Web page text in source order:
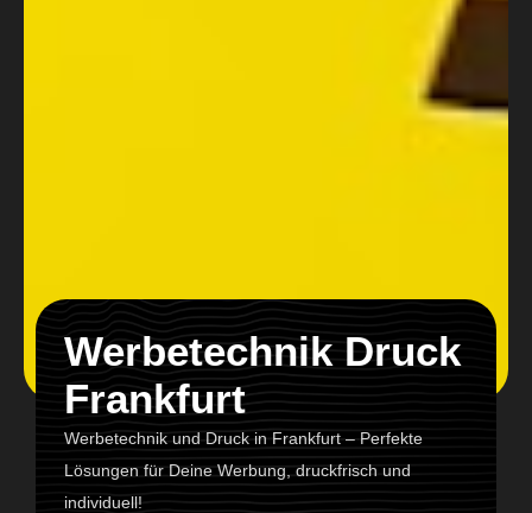
Werbetechnik Druck
Frankfurt
Werbetechnik und Druck in Frankfurt – Perfekte
Lösungen für Deine Werbung, druckfrisch und
individuell!